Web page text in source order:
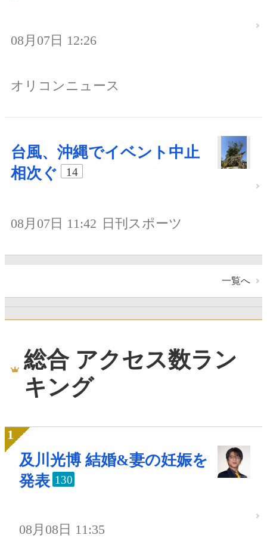
08月07日 12:26
オリコンニュース
台風、沖縄でイベント中止
相次ぐ
14
08月07日 11:42 日刊スポーツ
一覧へ
総合 アクセス数ラン
キング
及川光博 結婚&妻の妊娠を
発表 130
08月08日 11:35